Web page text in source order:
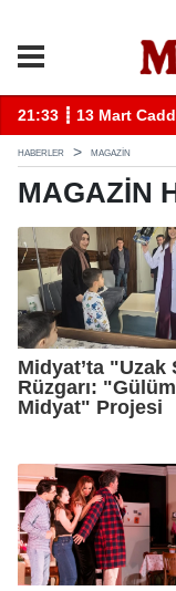
21:33 ┋ 13 Mart
HABERLER MAGAZİN
MAGAZİN
Midyat’ta "Uzak
Rüzgarı:
Midyat" Projesi